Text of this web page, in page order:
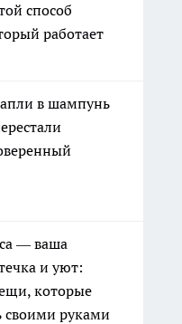
способ
работает
в шампунь
— ваша
и уют:
которые
своими руками